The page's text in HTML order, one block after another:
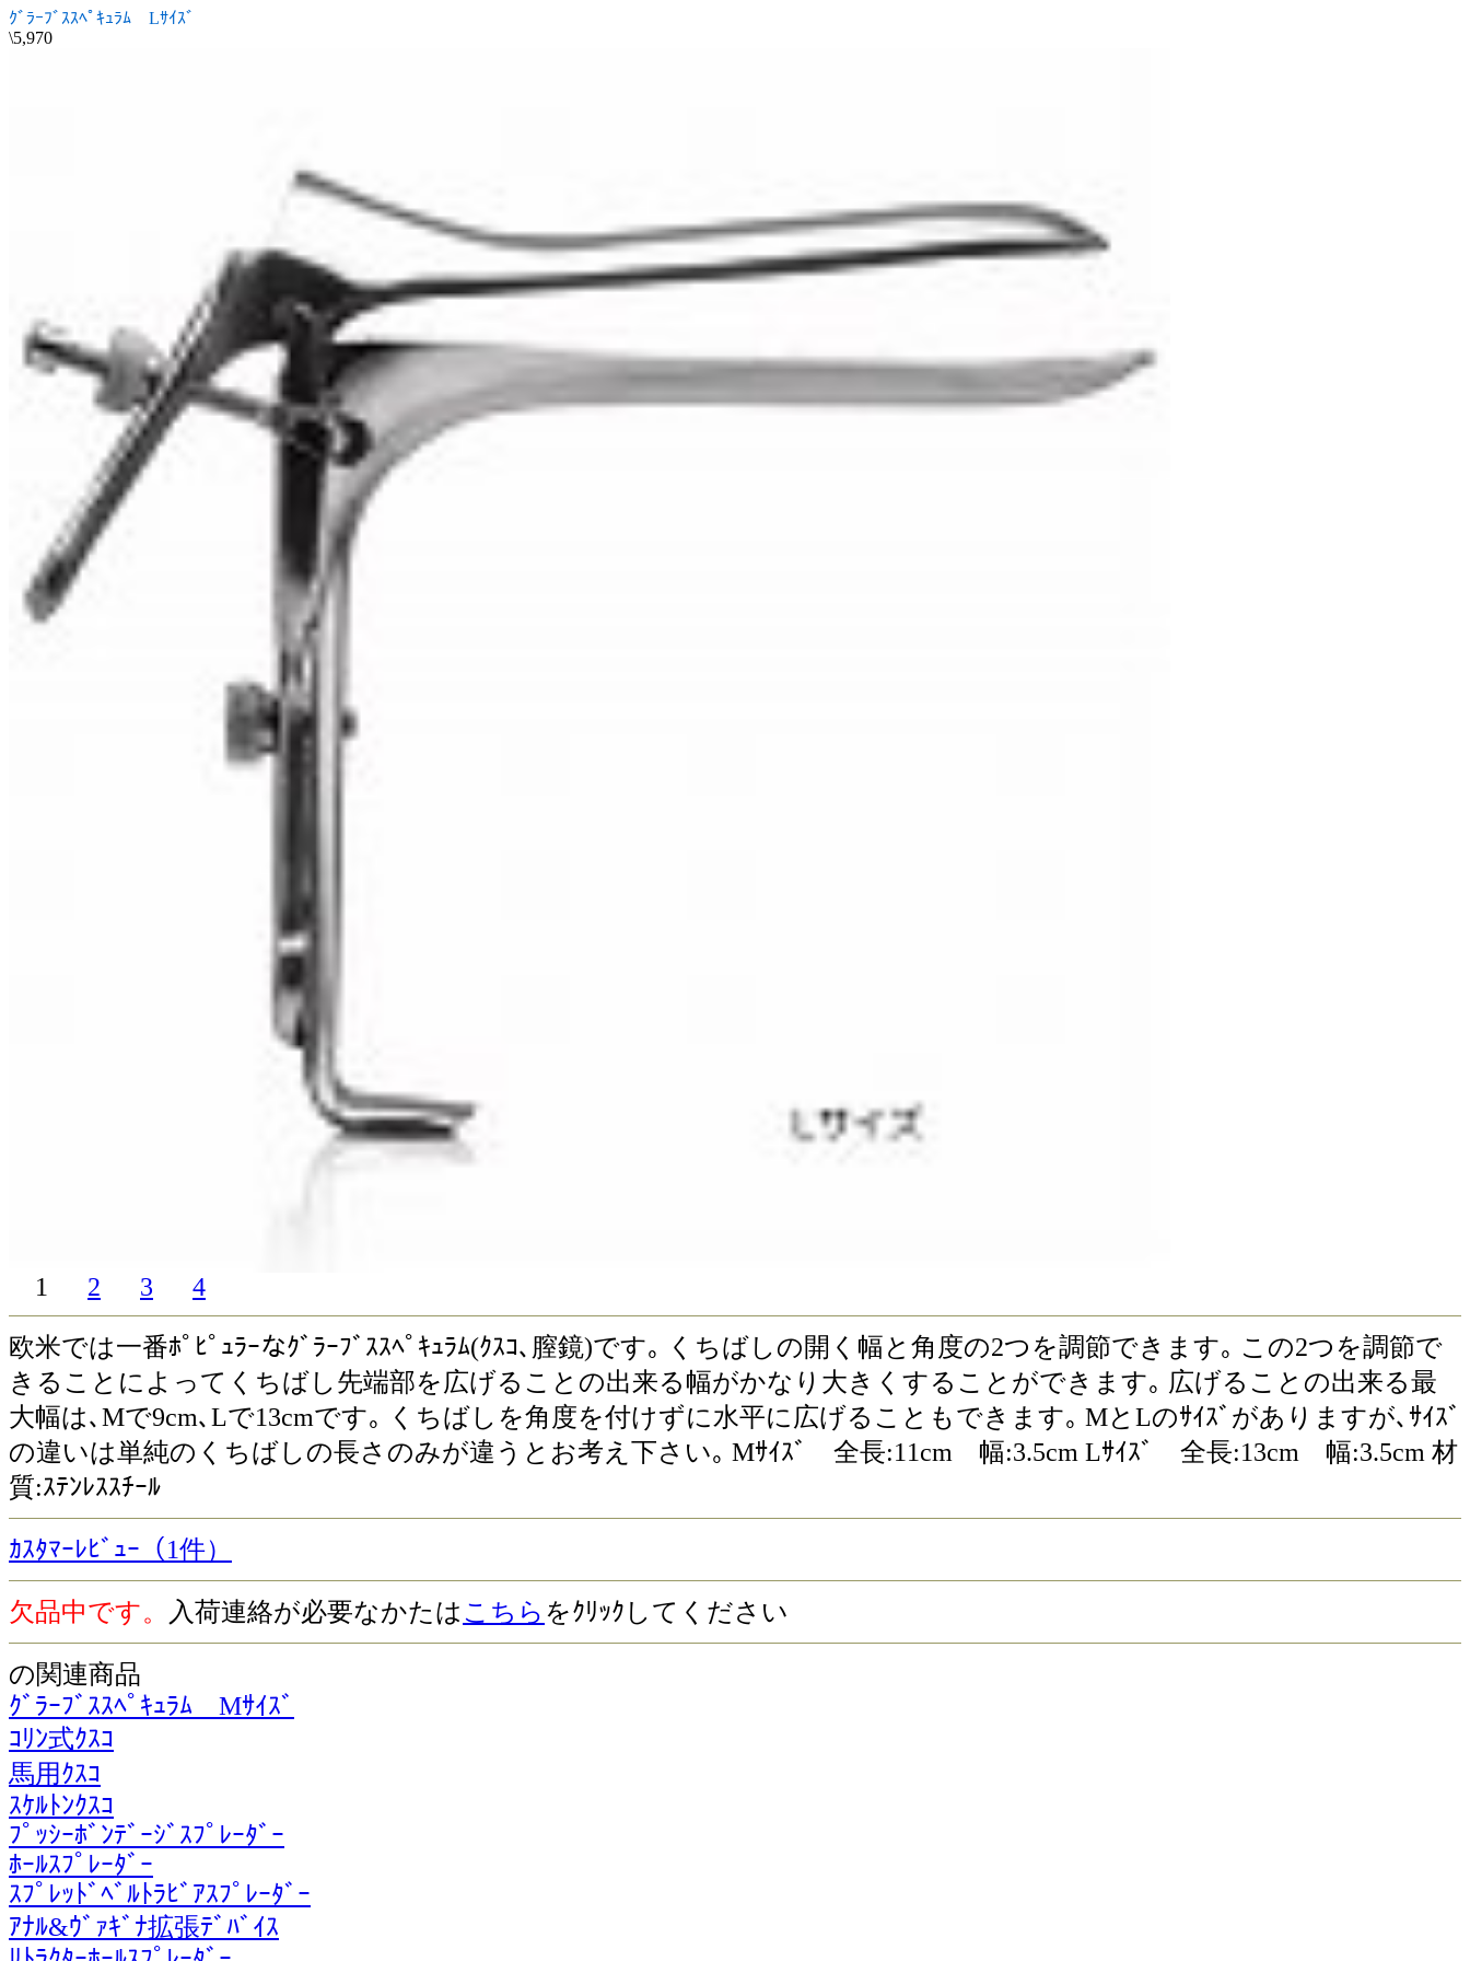
ｸﾞﾗｰﾌﾞｽｽﾍﾟｷｭﾗﾑ Lｻｲｽﾞ
\5,970
1 2 3 4
欧米では一番ﾎﾟﾋﾟｭﾗｰなｸﾞﾗｰﾌﾞｽｽﾍﾟｷｭﾗﾑ(ｸｽｺ､膣鏡)です｡ くちばしの開く幅と角度の2つを調節できます｡ この2つを調節で
きることによってくちばし先端部を広げることの出来る幅がかなり大きくすることができます｡ 広げることの出来る最
大幅は､Mで9cm､Lで13cmです｡ くちばしを角度を付けずに水平に広げることもできます｡ MとLのｻｲｽﾞがありますが､ｻｲｽﾞ
の違いは単純のくちばしの長さのみが違うとお考え下さい｡ Mｻｲｽﾞ 全長:11cm 幅:3.5cm Lｻｲｽﾞ 全長:13cm 幅:3.5cm 材
質:ｽﾃﾝﾚｽｽﾁｰﾙ
ｶｽﾀﾏｰﾚﾋﾞｭｰ（1件）
欠品中です。 入荷連絡が必要なかたはこちら をｸﾘｯｸしてください
の関連商品
ｸﾞﾗｰﾌﾞｽｽﾍﾟｷｭﾗﾑ Mｻｲｽﾞ
ｺﾘﾝ式ｸｽｺ
馬用ｸｽｺ
ｽｹﾙﾄﾝｸｽｺ
ﾌﾟｯｼｰﾎﾞﾝﾃﾞｰｼﾞｽﾌﾟﾚｰﾀﾞｰ
ﾎｰﾙｽﾌﾟﾚｰﾀﾞｰ
ｽﾌﾟﾚｯﾄﾞﾍﾞﾙﾄﾗﾋﾞｱｽﾌﾟﾚｰﾀﾞｰ
ｱﾅﾙ&ｳﾞｧｷﾞﾅ拡張ﾃﾞﾊﾞｲｽ